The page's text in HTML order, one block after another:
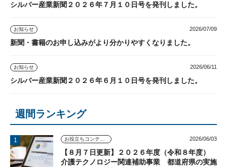
シルバー産業新聞２０２６年７月１０日号を発刊しました。
お知らせ 2026/07/09
新聞・書籍のお申し込みがより分かりやすくなりました。
お知らせ 2026/06/11
シルバー産業新聞２０２６年６月１０日号を発刊しました。
週間ランキング
お役立ちコンテンツ 2026/06/03
【８月７日更新】２０２６年度（令和８年度）
介護テクノロジー関連補助事業 都道府県の実施